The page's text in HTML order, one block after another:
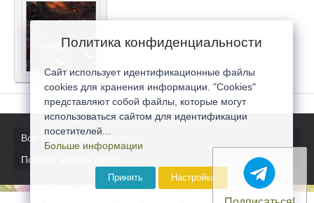
Все последние новости
Полная версия сайта
Политика конфиденциальности
Сайт использует идентификационные файлы
cookies для хранения информации. "Cookies"
представляют собой файлы, которые могут
использоваться сайтом для идентификации
посетителей...
Больше информации
Принять Настройка